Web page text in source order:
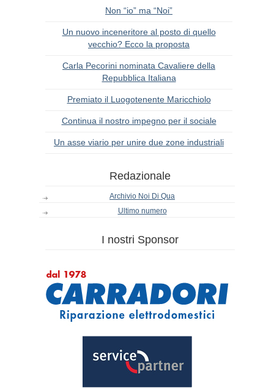
Non “io” ma “Noi”
Un nuovo inceneritore al posto di quello
vecchio? Ecco la proposta
Carla Pecorini nominata Cavaliere della
Repubblica Italiana
Premiato il Luogotenente Maricchiolo
Continua il nostro impegno per il sociale
Un asse viario per unire due zone industriali
Redazionale
Archivio Noi Di Qua
Ultimo numero
I nostri Sponsor